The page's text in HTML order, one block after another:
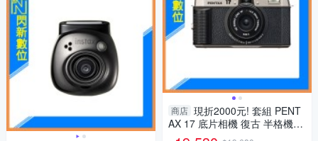
商店 現折2000元! 套組 PENT
AX 17 底片相機 復古 半格機
(公司貨)